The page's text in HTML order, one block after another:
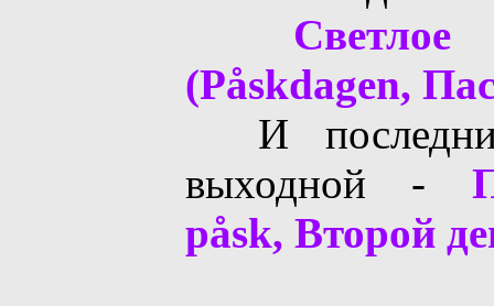
Светлое
(Påskdagen,
И
выходной -
påsk, Второй